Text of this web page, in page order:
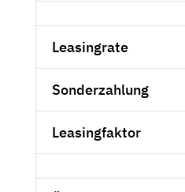
Leasingrate
Sonderzahlung
Leasingfaktor